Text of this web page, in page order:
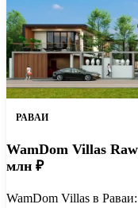
РАВАИ
WamDom Villas
млн ₽
WamDom Villas в